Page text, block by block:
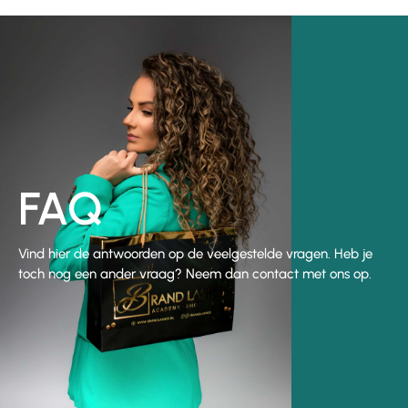
FAQ
Vind hier de antwoorden op de veelgestelde vragen. Heb je
toch nog een ander vraag? Neem dan contact met ons op.